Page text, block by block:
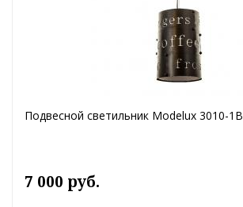
Подвесной светильник Modelux 3010-1В
7 000 руб.